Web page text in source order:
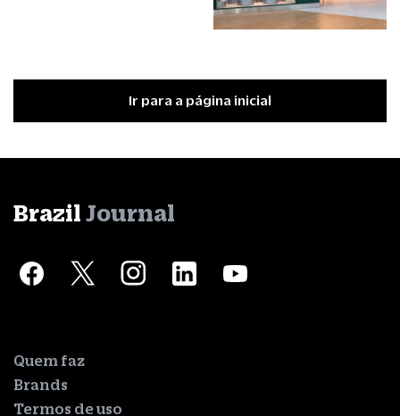
Ir para a página inicial
Brazil Journal
Quem faz
Brands
Termos de uso